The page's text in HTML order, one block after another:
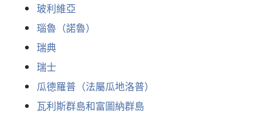
玻利維亞
瑙魯（諾魯）
瑞典
瑞士
瓜德羅普（法屬瓜地洛普）
瓦利斯群島和富圖納群島